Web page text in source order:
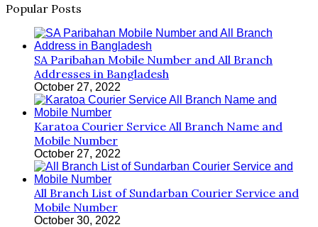
Popular Posts
SA Paribahan Mobile Number and All Branch
Addresses in Bangladesh
October 27, 2022
Karatoa Courier Service All Branch Name and
Mobile Number
October 27, 2022
All Branch List of Sundarban Courier Service and
Mobile Number
October 30, 2022